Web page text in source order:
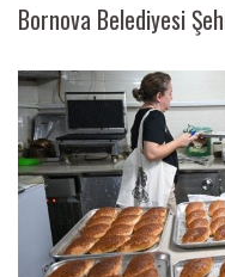
Bornova Belediyesi